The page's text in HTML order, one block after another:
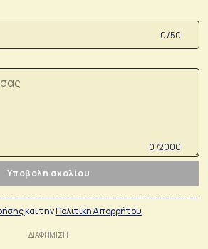
0 /50
0 /2000
Υποβολή σχολίου
και τηνΠολιτικη Απορρήτου